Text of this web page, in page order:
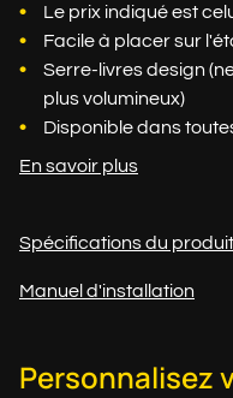
Le prix indiqué est
Facile à placer sur
Serre-livres design
plus volumineux)
Disponible dans
En savoir plus
Spécifications du produit
Manuel d'installation
Personnalisez